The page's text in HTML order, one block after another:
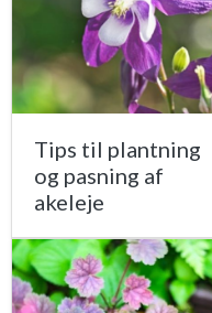
Tips til plantning
og pasning af
akeleje